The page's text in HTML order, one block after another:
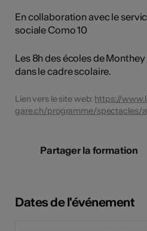
En collaboration avec le
sociale Como 10
Les 8h des écoles de
dans le cadre scolaire.
Lien vers le site web: https://
gare.ch/programme/spectacles/
Partager la formation
Dates de l'événement